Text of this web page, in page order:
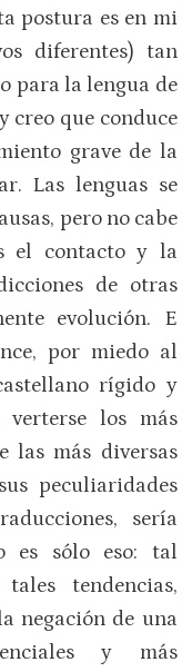
postura es en mi
diferentes) tan
para la lengua de
creo que conduce
grave de la
Las lenguas se
pero no cabe
el contacto y la
de otras
evolución. E
por miedo al
rígido y
los más
las más diversas
peculiaridades
sería
es sólo eso: tal
tendencias,
negación de una
y más